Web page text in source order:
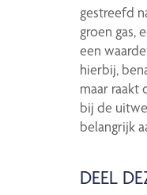
gestreefd
groen gas,
een
hierbij,
maar raakt
bij de
belangrijk
DEEL